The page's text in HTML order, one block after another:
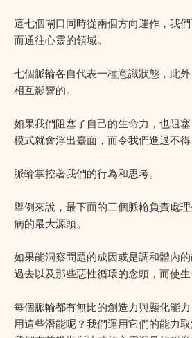
這七個閘口同時從兩個方向運作，我
而通往心靈的領域。
七個脈輪各自代表一種意識狀態，此
相互影響的。
如果我們阻塞了自己的生命力，也阻
模式就會浮出臺面，而令我們進退不得
脈輪掌控著我們的行為和思考。
舉例來說，最下面的三個脈輪負責處
病的最大源頭。
如果能洞察問題的成因或是調和體內
過去以及那些惡性循環的念頭，而使生
每個脈輪都有無比的創造力與顯化能
用這些潛能呢？我們運用它們的能力